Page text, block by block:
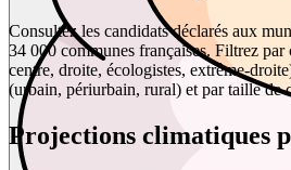
Consultez les candidats déclarés aux
34 000 communes françaises. Filtrez
centre, droite, écologistes, extrême-
(urbain, périurbain, rural) et par taille de
Projections climatiques